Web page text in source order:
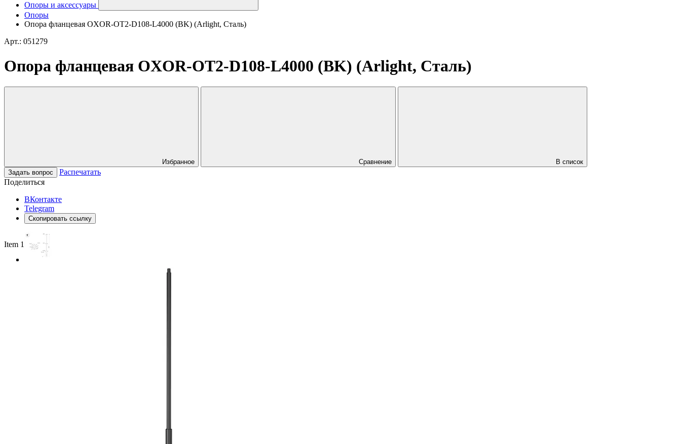
Опоры и аксессуары
Опоры
Опора фланцевая OXOR-OT2-D108-L4000 (BK) (Arlight, Сталь)
Арт.: 051279
Опора фланцевая OXOR-OT2-D108-L4000 (BK) (Arlight, Сталь)
Избранное Сравнение
В список
Задать вопрос
Распечатать
Поделиться
ВКонтакте
Telegram
Скопировать ссылку
Item 1 of 2